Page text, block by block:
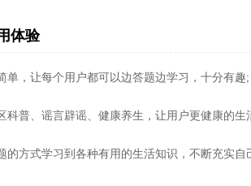
体验
单，让每个用户都可以边答题边学习，十分有趣;
科普、谣言辟谣、健康养生，让用户更健康的生
的方式学习到各种有用的生活知识，不断充实自